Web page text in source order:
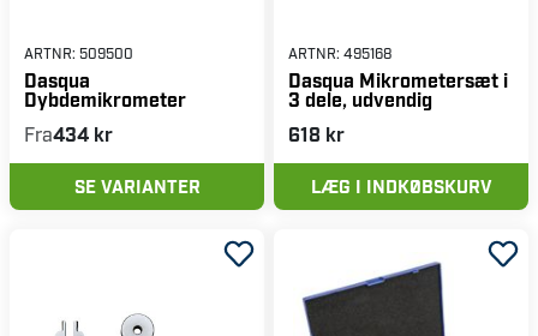
ARTNR: 509500
Dasqua
Dybdemikrometer
Fra434 kr
SE VARIANTER
ARTNR: 495168
Dasqua Mikrometersæt i
3 dele, udvendig
618 kr
LÆG I INDKØBSKURV